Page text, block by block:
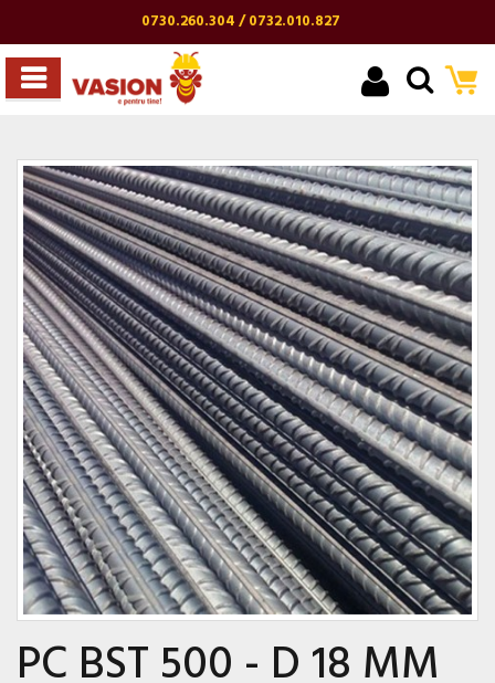
0730.260.304 / 0732.010.827
PC BST 500 - D 18 MM